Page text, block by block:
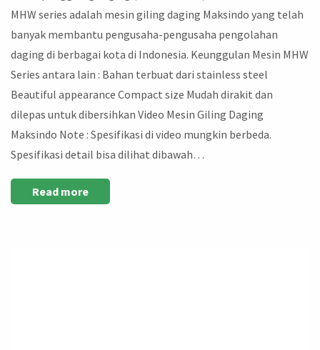
MHW series adalah mesin giling daging Maksindo yang telah
banyak membantu pengusaha-pengusaha pengolahan
daging di berbagai kota di Indonesia. Keunggulan Mesin MHW
Series antara lain : Bahan terbuat dari stainless steel
Beautiful appearance Compact size Mudah dirakit dan
dilepas untuk dibersihkan Video Mesin Giling Daging
Maksindo Note : Spesifikasi di video mungkin berbeda.
Spesifikasi detail bisa dilihat dibawah…
Read more